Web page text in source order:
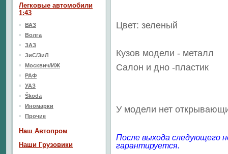
Цвет: зеленый
Кузов модели - металл
Салон и дно -пластик
У модели нет
После выхода следующего
гарантируется.
Легковые автомобили
1:43
ВАЗ
Волга
ЗАЗ
ЗиС/ЗиЛ
Москвич/ИЖ
РАФ
УАЗ
Škoda
Иномарки
Прочие
Наш Aвтопром
Наши Грузовики